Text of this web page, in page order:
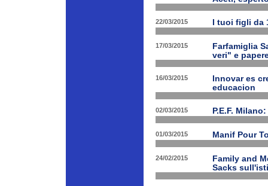
22/03/2015 I tuoi figli da
17/03/2015
Farfamiglia
veri" e
16/03/2015
Innovar es
educacion
02/03/2015 P.E.F.
01/03/2015 Manif Pour
24/02/2015
Family and
Sacks